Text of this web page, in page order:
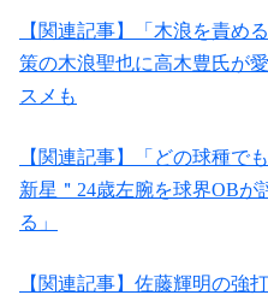
【関連記事】「木浪を責め
策の木浪聖也に高木豊氏が
スメも
【関連記事】「どの球種で
新星＂24歳左腕を球界OB
る」
【関連記事】佐藤輝明の強